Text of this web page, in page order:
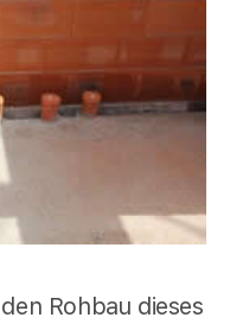
Rohbau dieses